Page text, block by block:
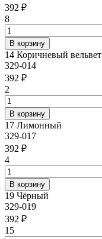
392 ₽
8
14 Коричневый вельвет
329-014
392 ₽
2
17 Лимонный
329-017
392 ₽
4
19 Чёрный
329-019
392 ₽
15